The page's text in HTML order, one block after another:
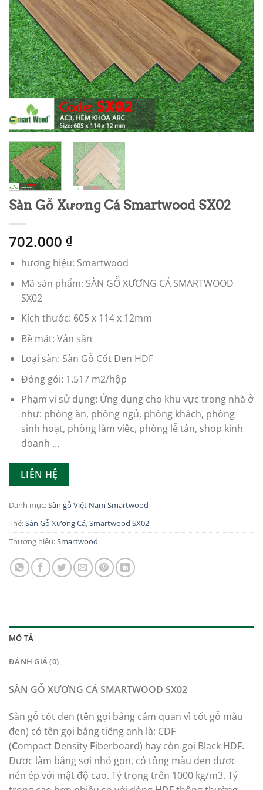
Sàn Gỗ Xương Cá Smartwood SX02
702.000 ₫
hương hiệu: Smartwood
Mã sản phẩm: SÀN GỖ XƯƠNG CÁ SMARTWOOD
SX02
Kích thước: 605 x 114 x 12mm
Bề mặt: Vân sần
Loại sàn: Sàn Gỗ Cốt Đen HDF
Đóng gói: 1.517 m2/hộp
Phạm vi sử dụng: Ứng dụng cho khu vực trong nhà ở
như: phòng ăn, phòng ngủ, phòng khách, phòng
sinh hoạt, phòng làm việc, phòng lễ tân, shop kinh
doanh …
LIÊN HỆ
Danh mục:Sàn gỗ Việt Nam Smartwood
Thẻ:Sàn Gỗ Xương Cá,Smartwood SX02
Thương hiệu:Smartwood
MÔ TẢ
ĐÁNH GIÁ (0)
SÀN GỖ XƯƠNG CÁ SMARTWOOD SX02
Sàn gỗ cốt đen (tên gọi bằng cảm quan vì cốt gỗ màu
đen) có tên gọi bằng tiếng anh là: CDF
(Compact Density Fiberboard) hay còn gọi Black HDF.
Được làm bằng sợi nhỏ gọn, có tông màu đen được
nén ép với mật độ cao. Tỷ trọng trên 1000 kg/m3. Tỷ